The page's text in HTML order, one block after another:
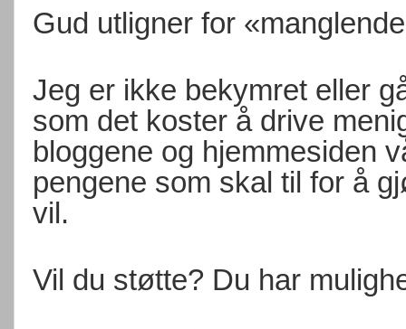
Gud utligner for
Jeg er ikke bekymret eller
som det koster å drive
bloggene og hjemmesiden
pengene som skal til for å
vil.
Vil du støtte? Du har